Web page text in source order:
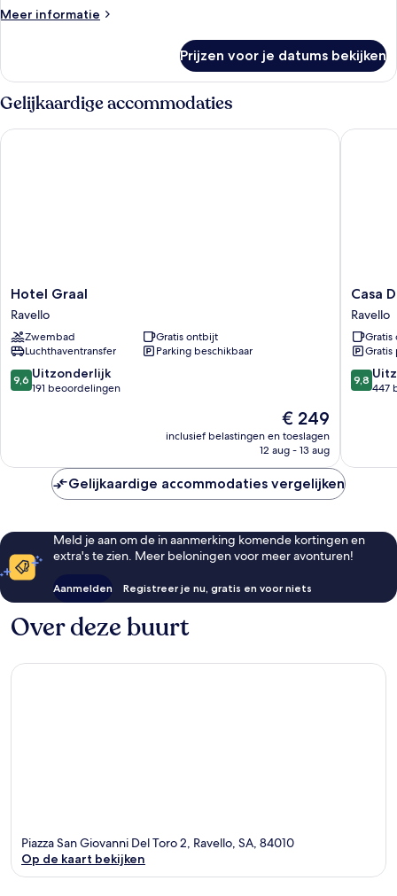
Meer informatie
Meer
Prijzen voor je datums bekijken
Gelijkaardige accommodaties
Hotel
Graal
Ravello
Hotel Graal
Ravello
Zwembad
Gratis ontbijt
Luchthaventransfer
Parking beschikbaar
9.6
van
9,6 Uitzonderlijk
191 beoordelingen
De
prijs
is
€ 249
inclusief belastingen en toeslagen
12 aug - 13 aug
Hotel Graal
Casa
Dolce
Casa
Ravello
Casa
Ravello
Gratis
9.8
van
9,8
447
Casa
Gelijkaardige accommodaties vergelijken
Meld je aan om de in aanmerking komende kortingen en
extra's te zien. Meer beloningen voor meer avonturen!
Aanmelden Registreer je nu, gratis en voor niets
Over deze buurt
Piazza San Giovanni Del Toro 2, Ravello, SA, 84010
Op de kaart bekijken